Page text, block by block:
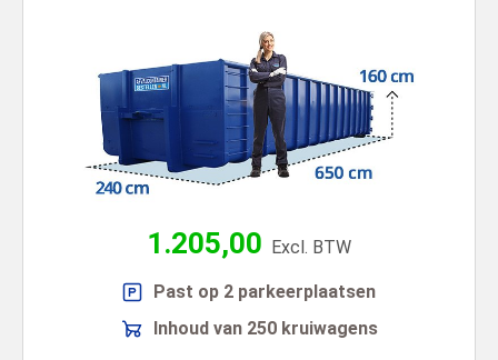
1.205,00 Excl. BTW
Past op 2 parkeerplaatsen
Inhoud van 250 kruiwagens